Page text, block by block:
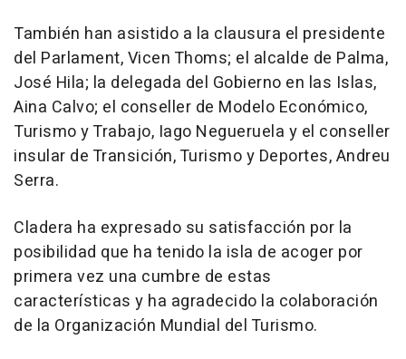
También han asistido a la clausura el presidente
del Parlament, Vicen Thoms; el alcalde de Palma,
José Hila; la delegada del Gobierno en las Islas,
Aina Calvo; el conseller de Modelo Económico,
Turismo y Trabajo, Iago Negueruela y el conseller
insular de Transición, Turismo y Deportes, Andreu
Serra.
Cladera ha expresado su satisfacción por la
posibilidad que ha tenido la isla de acoger por
primera vez una cumbre de estas
características y ha agradecido la colaboración
de la Organización Mundial del Turismo.